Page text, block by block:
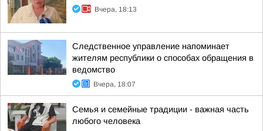
Вчера, 18:13
Следственное управление напоминает
жителям республики о способах обращения в
ведомство
Вчера, 18:07
Семья и семейные традиции - важная часть
любого человека